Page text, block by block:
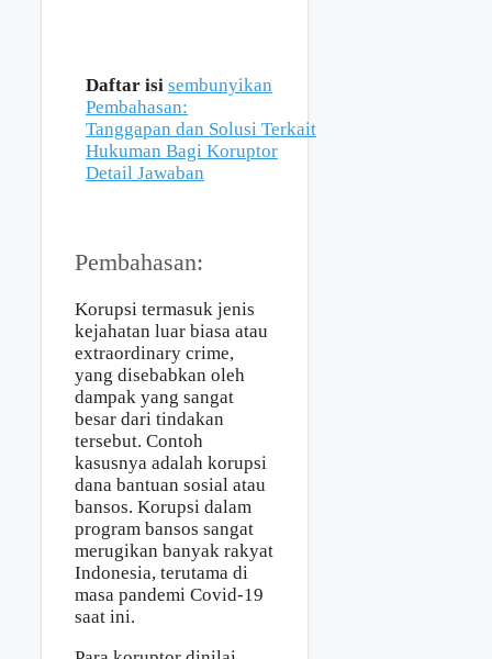
Daftar isi sembunyikan
Pembahasan:
Tanggapan dan Solusi Terkait
Hukuman Bagi Koruptor
Detail Jawaban
Pembahasan:
Korupsi termasuk jenis
kejahatan luar biasa atau
extraordinary crime,
yang disebabkan oleh
dampak yang sangat
besar dari tindakan
tersebut. Contoh
kasusnya adalah korupsi
dana bantuan sosial atau
bansos. Korupsi dalam
program bansos sangat
merugikan banyak rakyat
Indonesia, terutama di
masa pandemi Covid-19
saat ini.